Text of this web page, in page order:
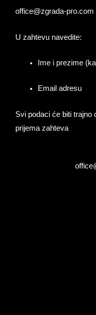
office@zgrada-pro.com
U zahtevu navedite:
Ime i prezime
Email adresu
Svi podaci će biti trajno
prijema zahteva